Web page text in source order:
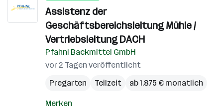
Assistenz der
Geschäftsbereichsleitung Mühle /
Vertriebsleitung DACH
Pfahnl Backmittel GmbH
vor 2 Tagen veröffentlicht
Pregarten
Teilzeit ab 1.875 € monatlich
Merken